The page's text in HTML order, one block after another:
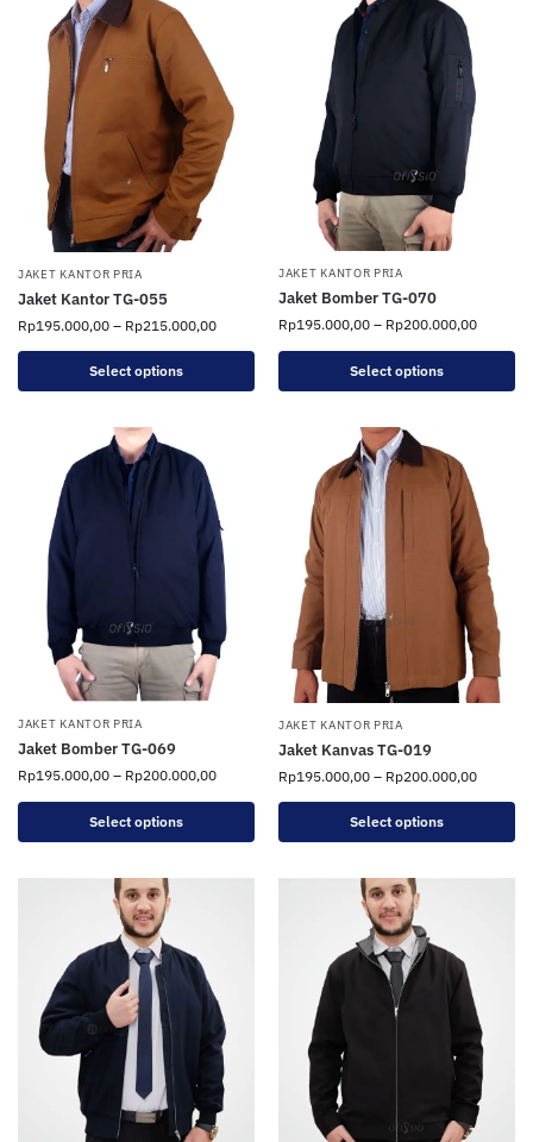
JAKET KANTOR PRIA
Jaket Kantor TG-055
Rp195.000,00 – Rp215.000,00
Select options
JAKET KANTOR PRIA
Jaket Bomber TG-070
Rp195.000,00 – Rp200.000,00
Select options
JAKET KANTOR PRIA
Jaket Bomber TG-069
Rp195.000,00 – Rp200.000,00
Select options
JAKET KANTOR PRIA
Jaket Kanvas TG-019
Rp195.000,00 – Rp200.000,00
Select options